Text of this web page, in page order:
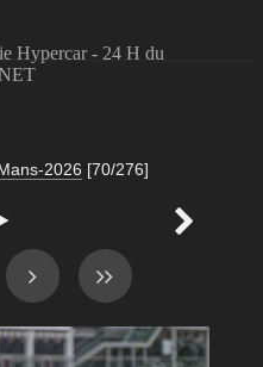
Hypercar - 24 H du
2026 [70/276]
